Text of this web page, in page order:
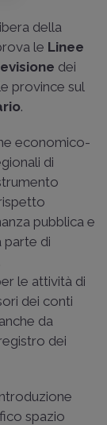
della
le Linee
dei
province sul
.
economico-
di
pubblica e
parte di
le attività di
dei conti
da
dei
spazio